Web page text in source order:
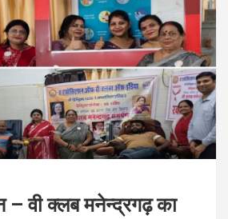
– वी क्लब मनेन्द्रगढ़ का